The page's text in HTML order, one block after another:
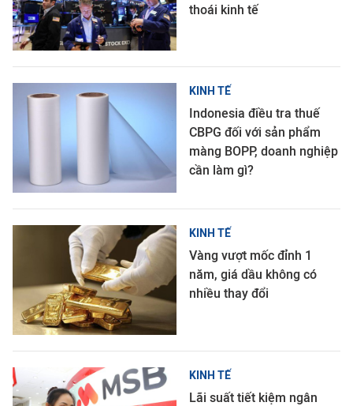
thoái kinh tế
KINH TẾ
Indonesia điều tra thuế
CBPG đối với sản phẩm
màng BOPP, doanh nghiệp
cần làm gì?
KINH TẾ
Vàng vượt mốc đỉnh 1
năm, giá dầu không có
nhiều thay đổi
KINH TẾ
Lãi suất tiết kiệm ngân